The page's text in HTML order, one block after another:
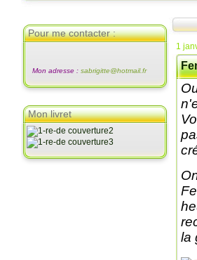
Pour me contacter :
Mon adresse : sabrigitte@hotmail.fr
Mon livret
1
la